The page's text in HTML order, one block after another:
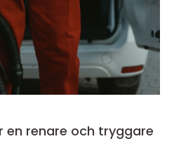
en renare och tryggare